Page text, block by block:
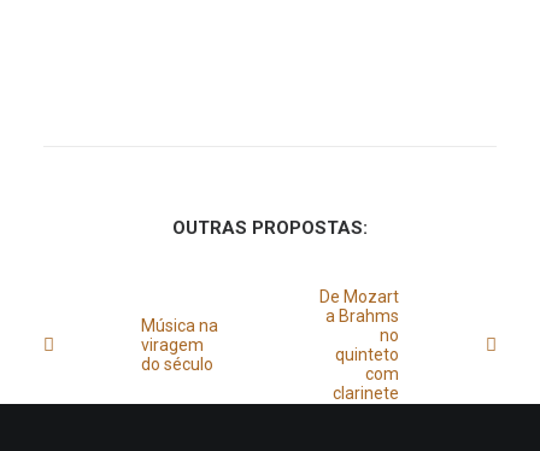
OUTRAS PROPOSTAS:
Música na
viragem
do século
De Mozart
a Brahms
no
quinteto
com
clarinete